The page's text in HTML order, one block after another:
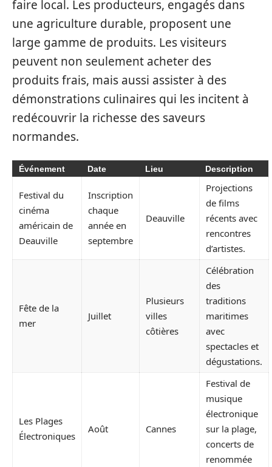
faire local. Les producteurs, engagés dans
une agriculture durable, proposent une
large gamme de produits. Les visiteurs
peuvent non seulement acheter des
produits frais, mais aussi assister à des
démonstrations culinaires qui les incitent à
redécouvrir la richesse des saveurs
normandes.
Événement Date Lieu Description
Festival du
cinéma
américain de
Deauville
Inscription
chaque
année en
septembre
Deauville
Projections
de films
récents avec
rencontres
d’artistes.
Fête de la
mer
Juillet
Plusieurs
villes
côtières
Célébration
des
traditions
maritimes
avec
spectacles et
dégustations.
Les Plages
Électroniques
Août Cannes
Festival de
musique
électronique
sur la plage,
concerts de
renommée